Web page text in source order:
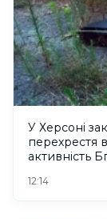
У Херсоні
перехрестя
активність
12:14